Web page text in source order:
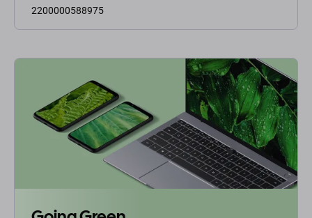
2200000588975